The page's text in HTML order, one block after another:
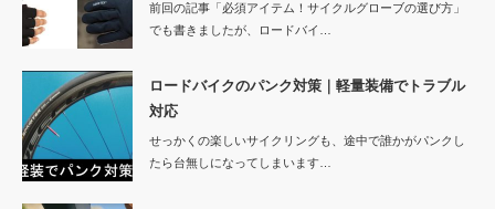
前回の記事「必須アイテム！サイクルグローブの選び方」
でも書きましたが、ロードバイ…
ロードバイクのパンク対策｜軽量装備でトラブル
対応
せっかくの楽しいサイクリングも、途中で誰かがパンクし
たら台無しになってしまいます…